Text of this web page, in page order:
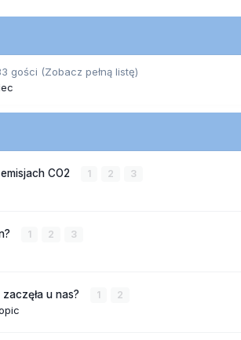
gości (Zobacz pełną listę)
CO2 1 2 3
1 2 3
u nas? 1 2